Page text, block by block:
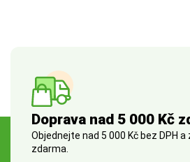
Doprava nad 5 000 Kč
Objednejte nad 5 000 Kč bez DPH
zdarma.